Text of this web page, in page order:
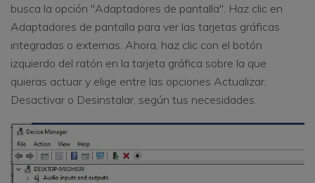
busca la opción "Adaptadores de pantalla". Haz clic en
Adaptadores de pantalla para ver las tarjetas gráficas
integradas o externas. Ahora, haz clic con el botón
izquierdo del ratón en la tarjeta gráfica sobre la que
quieras actuar y elige entre las opciones Actualizar,
Desactivar o Desinstalar, según tus necesidades.